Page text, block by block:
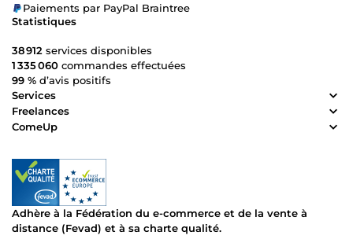
Paiements par PayPal Braintree
Statistiques
38 912 services disponibles
1 335 060 commandes effectuées
99 % d’avis positifs
Services
Freelances
ComeUp
Adhère à la Fédération du e-commerce et de la vente à
distance (Fevad) et à sa charte qualité.